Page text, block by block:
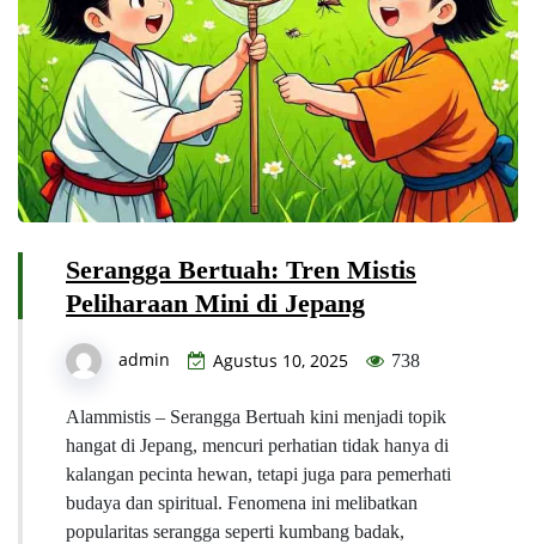
Serangga Bertuah: Tren Mistis
Peliharaan Mini di Jepang
admin Agustus 10, 2025 738
Alammistis – Serangga Bertuah kini menjadi topik
hangat di Jepang, mencuri perhatian tidak hanya di
kalangan pecinta hewan, tetapi juga para pemerhati
budaya dan spiritual. Fenomena ini melibatkan
popularitas serangga seperti kumbang badak,